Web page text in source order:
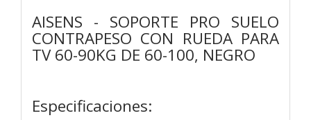
AISENS - SOPORTE PRO SUELO
CONTRAPESO CON RUEDA PARA
TV 60-90KG DE 60-100, NEGRO
Especificaciones: